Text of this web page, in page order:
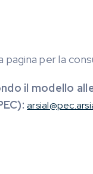
pagina per la
il modello